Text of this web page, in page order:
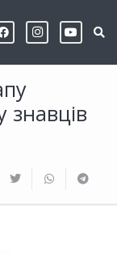
знавців